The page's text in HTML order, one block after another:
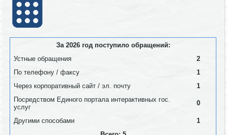
За 2026 год поступило обращений:
Устные обращения
2
По телефону / факсу
1
Через корпоративный сайт / эл. почту
1
Посредством Единого портала интерактивных гос.
услуг
0
Другими способами
1